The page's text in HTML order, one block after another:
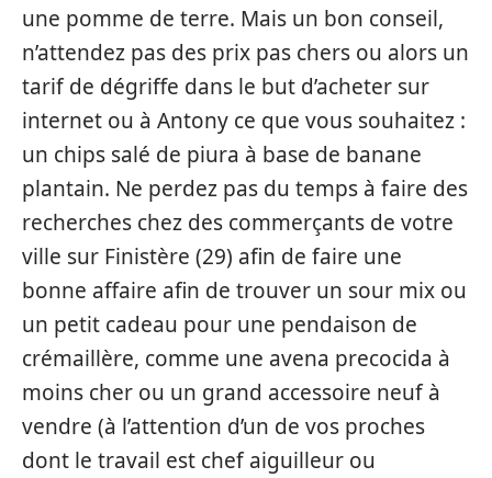
une pomme de terre. Mais un bon conseil,
n’attendez pas des prix pas chers ou alors un
tarif de dégriffe dans le but d’acheter sur
internet ou à Antony ce que vous souhaitez :
un chips salé de piura à base de banane
plantain. Ne perdez pas du temps à faire des
recherches chez des commerçants de votre
ville sur Finistère (29) afin de faire une
bonne affaire afin de trouver un sour mix ou
un petit cadeau pour une pendaison de
crémaillère, comme une avena precocida à
moins cher ou un grand accessoire neuf à
vendre (à l’attention d’un de vos proches
dont le travail est chef aiguilleur ou